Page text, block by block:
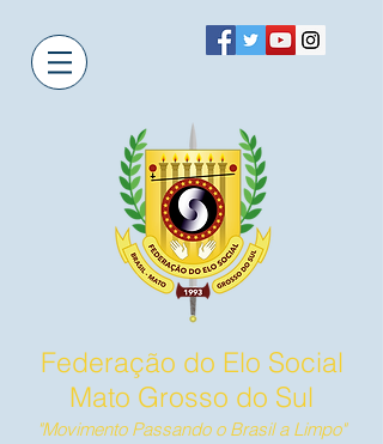
Federação do Elo Social
Mato Grosso do Sul
"Movimento Passando o Brasil a Limpo"